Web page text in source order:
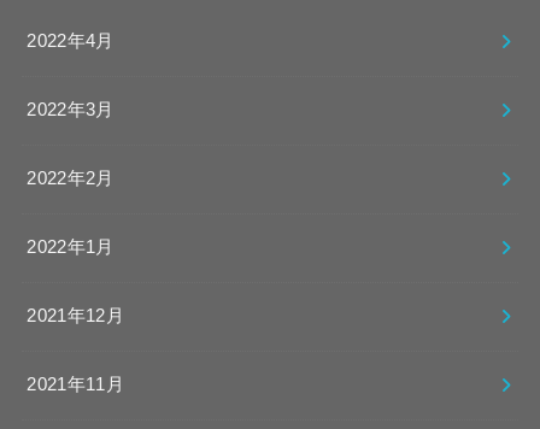
2022年4月
2022年3月
2022年2月
2022年1月
2021年12月
2021年11月